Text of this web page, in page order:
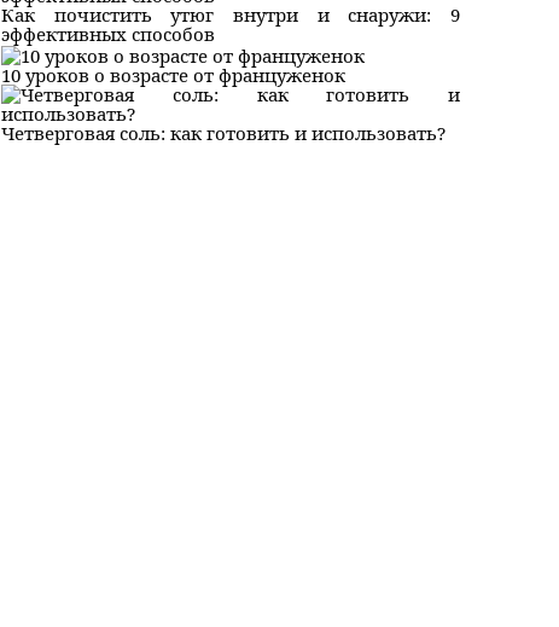
Как почистить утюг внутри и снаружи: 9
эффективных способов
10 уроков о возрасте от француженок
Четверговая соль: как готовить и использовать?